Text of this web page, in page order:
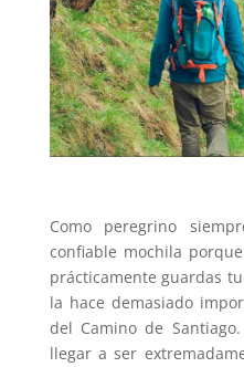
Como peregrino
confiable mochila
prácticamente guardas
la hace demasiado
del Camino de
llegar a ser